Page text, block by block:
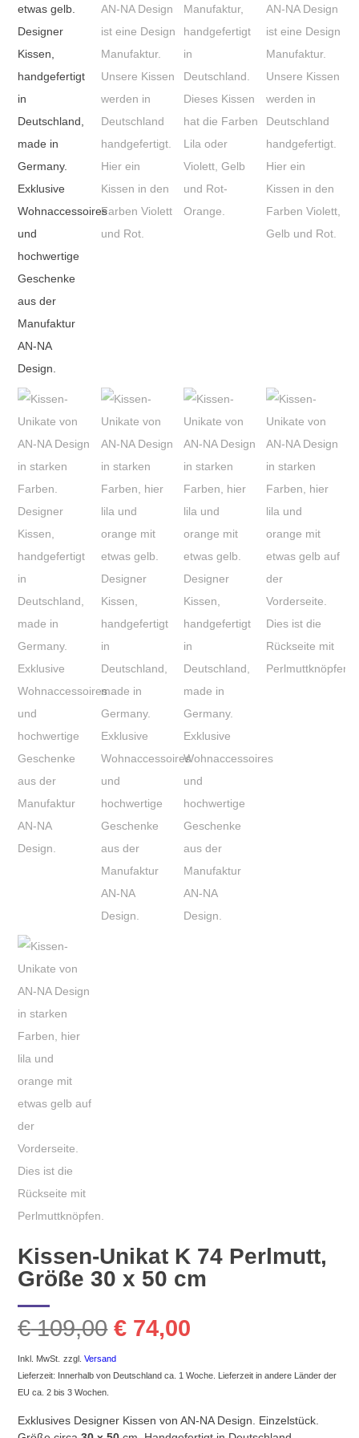
Kissen-Unikat K 74 Perlmutt,
Größe 30 x 50 cm
€109,00 Ursprünglicher
Preis
€ 109,00
€ 74,00
€ 74,00.
Inkl. MwSt. zzgl.Versand
Lieferzeit: Innerhalb von Deutschland ca. 1 Woche. Lieferzeit in andere Länder der
EU ca. 2 bis 3 Wochen.
Exklusives Designer Kissen von AN-NA Design. Einzelstück.